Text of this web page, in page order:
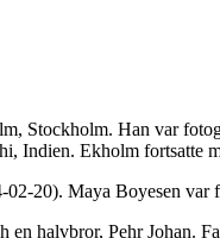
Stockholm. Han var
Indien. Ekholm fortsatte
20). Maya Boyesen var
halvbror, Pehr Johan.